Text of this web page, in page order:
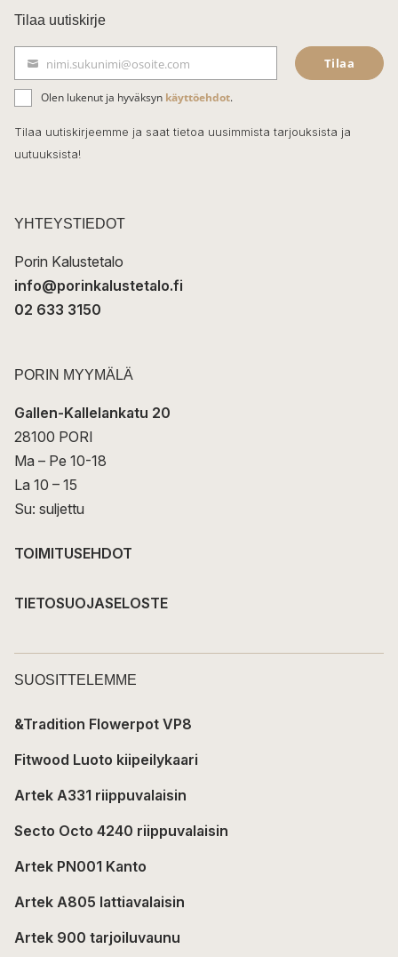
c
e
b
o
o
k
Tilaa uutiskirje
ä
h
k
t
nimi.sukunimi@osoite.com Tilaa
Olen lukenut ja hyväksyn käyttöehdot.
Tilaa uutiskirjeemme ja saat tietoa uusimmista tarjouksista ja
uutuuksista!
YHTEYSTIEDOT
Porin Kalustetalo
info@porinkalustetalo.fi
02 633 3150
PORIN MYYMÄLÄ
Gallen-Kallelankatu 20
28100 PORI
Ma – Pe 10-18
La 10 – 15
Su: suljettu
TOIMITUSEHDOT
TIETOSUOJASELOSTE
SUOSITTELEMME
&Tradition Flowerpot VP8
Fitwood Luoto kiipeilykaari
Artek A331 riippuvalaisin
Secto Octo 4240 riippuvalaisin
Artek PN001 Kanto
Artek A805 lattiavalaisin
Artek 900 tarjoiluvaunu